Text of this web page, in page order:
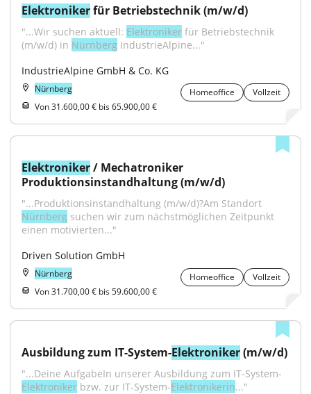
Elektroniker für Betriebstechnik (m/w/d)
"...Wir suchen aktuell: Elektroniker für Betriebstechnik
(m/w/d) in Nürnberg IndustrieAlpine..."
IndustrieAlpine GmbH & Co. KG
Nürnberg Homeoffice
Vollzeit
Von 31.600,00 € bis 65.900,00 €
Elektroniker / Mechatroniker
Produktionsinstandhaltung (m/w/d)
Nürnberg suchen wir zum nächstmöglichen Zeitpunkt
einen motivierten..."
Driven Solution GmbH
Nürnberg Homeoffice
Vollzeit
Von 31.700,00 € bis 59.600,00 €
Ausbildung zum IT-System-Elektroniker (m/w/d)
"...Deine AufgabeIn unserer Ausbildung zum IT-System-
Elektroniker bzw. zur IT-System-Elektronikerin..."